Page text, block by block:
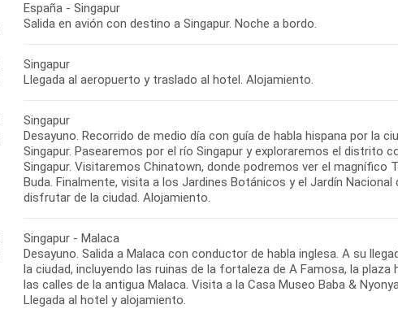
España - Singapur
Salida en avión con destino a Singapur. Noche a bordo.
Singapur
Llegada al aeropuerto y traslado al hotel. Alojamiento.
Singapur
Desayuno. Recorrido de medio día con guía de habla hispana por la
Singapur. Pasearemos por el río Singapur y exploraremos el distrito
Singapur. Visitaremos Chinatown, donde podremos ver el magnífico
Buda. Finalmente, visita a los Jardines Botánicos y el Jardín
disfrutar de la ciudad. Alojamiento.
Singapur - Malaca
Desayuno. Salida a Malaca con conductor de habla inglesa. A su
la ciudad, incluyendo las ruinas de la fortaleza de A Famosa, la
las calles de la antigua Malaca. Visita a la Casa Museo Baba &
Llegada al hotel y alojamiento.